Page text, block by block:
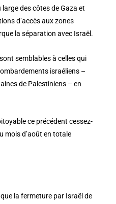
des côtes de Gaza et
d’accès aux zones
la séparation avec Israël.
semblables à celles qui
israéliens –
de Palestiniens – en
ce précédent cessez-
mois d’août en totale
la fermeture par Israël de